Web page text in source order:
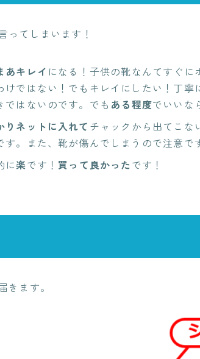
ってしまいます！
あキレイ になる！子供の靴なんてすぐ
けではない！でもキレイにしたい！丁寧
ではないのです。でも ある程度でいいな
りネットに入れて チャックから出てこな
す。また、靴が傷んでしまうので注意で
に楽です！ 買って良かったです！
きます。